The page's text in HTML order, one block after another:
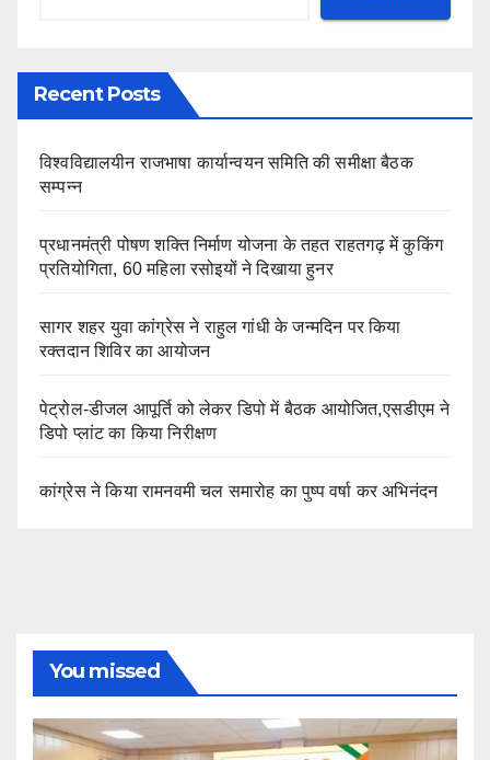
Recent Posts
विश्वविद्यालयीन राजभाषा कार्यान्वयन समिति की समीक्षा बैठक
सम्पन्न
प्रधानमंत्री पोषण शक्ति निर्माण योजना के तहत राहतगढ़ में कुकिंग
प्रतियोगिता, 60 महिला रसोइयों ने दिखाया हुनर
सागर शहर युवा कांग्रेस ने राहुल गांधी के जन्मदिन पर किया
रक्तदान शिविर का आयोजन
पेट्रोल-डीजल आपूर्ति को लेकर डिपो में बैठक आयोजित,एसडीएम ने
डिपो प्लांट का किया निरीक्षण
कांग्रेस ने किया रामनवमी चल समारोह का पुष्प वर्षा कर अभिनंदन
You missed